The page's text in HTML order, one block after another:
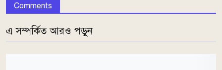
Comments
এ সম্পর্কিত আরও পড়ুন